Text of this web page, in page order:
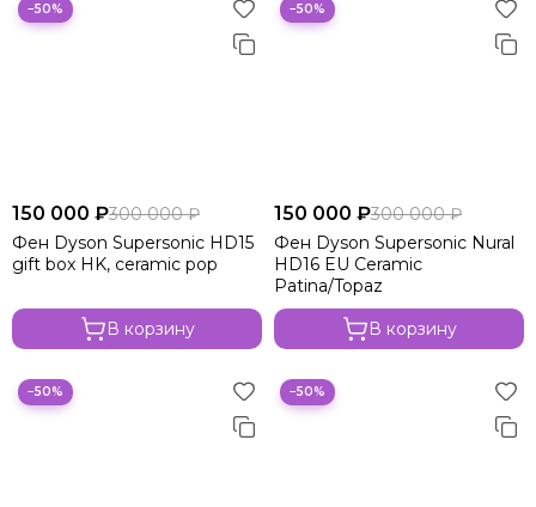
−50%
150 000 ₽300 000 ₽
Фен Dyson Supersonic HD15
gift box HK, ceramic pop
В корзину
−50%
150 000 ₽300 000 ₽
Фен Dyson Supersonic Nural
HD16 EU Ceramic
Patina/Topaz
В корзину
−50% −50%